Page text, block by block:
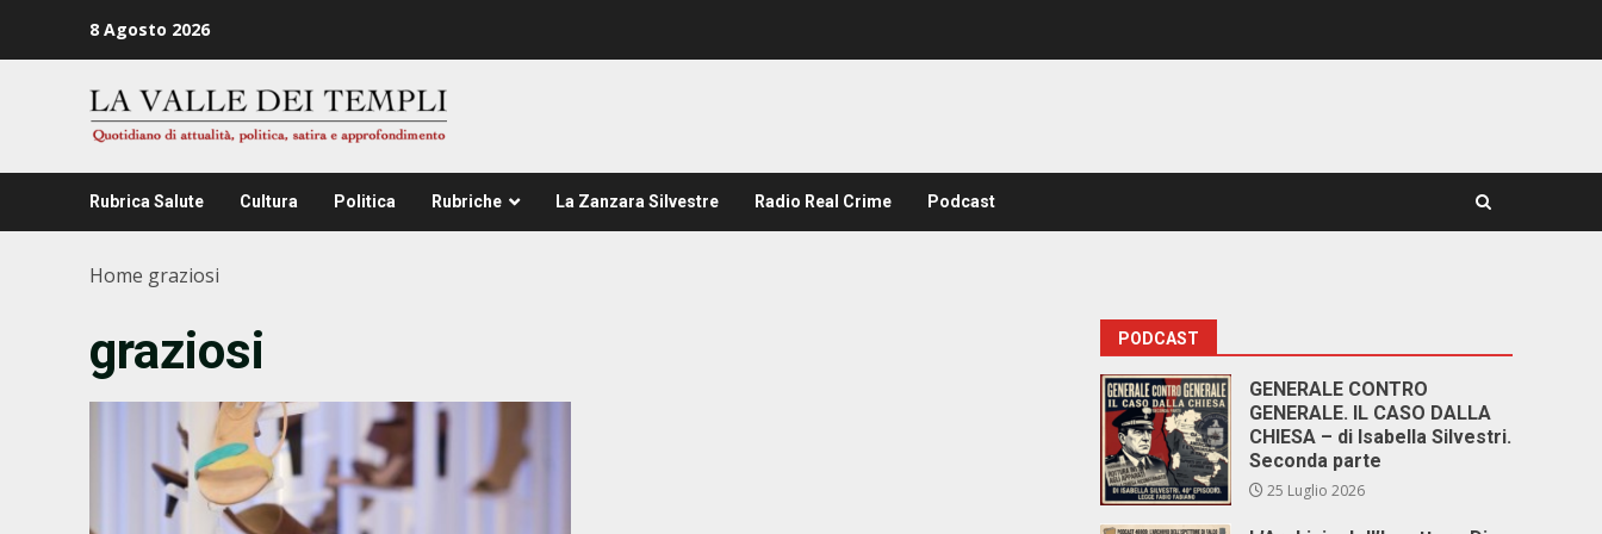
8 Agosto 2026
Rubrica Salute Cultura Politica Rubriche La Zanzara Silvestre Radio Real Crime Podcast
Home graziosi
graziosi PODCAST
GENERALE CONTRO
GENERALE. IL CASO DALLA
CHIESA – di Isabella Silvestri.
Seconda parte
25 Luglio 2026